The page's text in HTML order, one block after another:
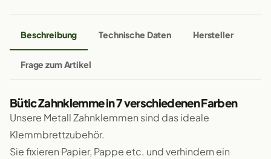
Beschreibung Technische Daten Hersteller
Frage zum Artikel
Bütic Zahnklemme in 7 verschiedenen Farben
Unsere Metall Zahnklemmen sind das ideale
Klemmbrettzubehör.
Sie fixieren Papier, Pappe etc. und verhindern ein